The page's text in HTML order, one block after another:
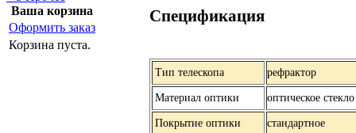
Ваша корзина
Оформить заказ
Корзина пуста.
Спецификация
Тип телескопа рефрактор
Материал оптики оптическое стекло
Покрытие оптики
стандартное